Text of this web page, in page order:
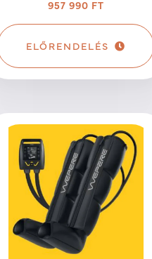
957 990 FT
ELŐRENDELÉS